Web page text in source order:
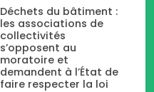
Déchets du bâtiment :
les associations de
collectivités
s’opposent au
moratoire et
demandent à l’État de
faire respecter la loi